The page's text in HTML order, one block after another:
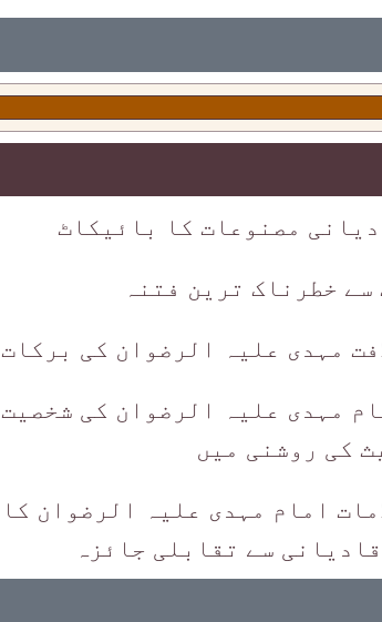
مصنوعات کا بائیکاٹ
سے خطرناک ترین فتنہ
مہدی علیہ الرضوان کی برکات
مہدی علیہ الرضوان کی شخصیت
کی روشنی میں
امام مہدی علیہ الرضوان کا
سے تقابلی جائزہ